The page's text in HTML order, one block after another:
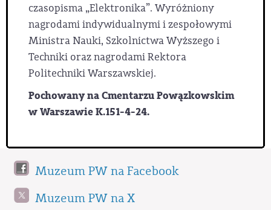
czasopisma „Elektronika”. Wyróżniony
nagrodami indywidualnymi i zespołowymi
Ministra Nauki, Szkolnictwa Wyższego i
Techniki oraz nagrodami Rektora
Politechniki Warszawskiej.
Pochowany na Cmentarzu Powązkowskim
w Warszawie K.151-4-24.
Muzeum PW na Facebook
Muzeum PW na X